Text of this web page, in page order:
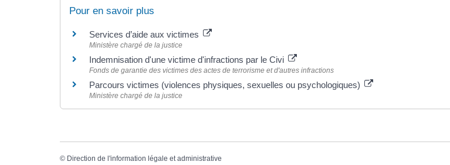
Pour en savoir plus
Services d’aide aux victimes
Ministère chargé de la justice
Indemnisation d'une victime d'infractions par le Civi
Fonds de garantie des victimes des actes de terrorisme et d'autres infractions
Parcours victimes (violences physiques, sexuelles ou psychologiques)
Ministère chargé de la justice
© Direction de l'information légale et administrative